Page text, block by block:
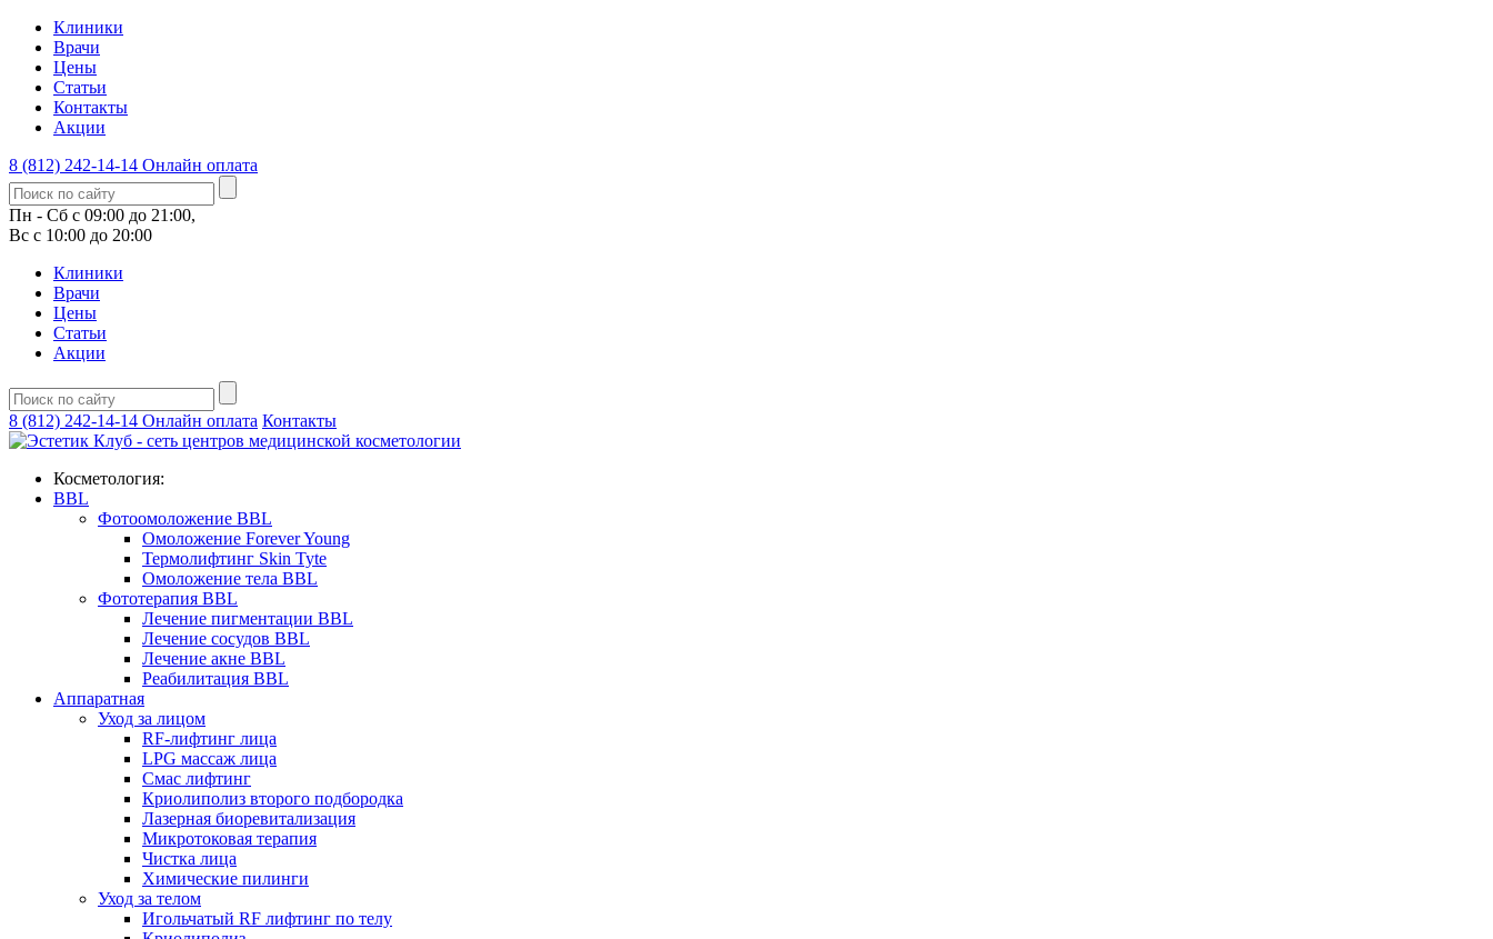
Клиники
Врачи
Цены
Статьи
Контакты
Акции
8 (812) 242-14-14 Онлайн оплата
Пн - Сб с 09:00 до 21:00,
Вс с 10:00 до 20:00
Клиники
Врачи
Цены
Статьи
Акции
8 (812) 242-14-14 Онлайн оплата Контакты
Косметология:
BBL
Фотоомоложение BBL
Омоложение Forever Young
Термолифтинг Skin Tyte
Омоложение тела BBL
Фототерапия BBL
Лечение пигментации BBL
Лечение сосудов BBL
Лечение акне BBL
Реабилитация BBL
Аппаратная
Уход за лицом
RF-лифтинг лица
LPG массаж лица
Смас лифтинг
Криолиполиз второго подбородка
Лазерная биоревитализация
Микротоковая терапия
Чистка лица
Химические пилинги
Уход за телом
Игольчатый RF лифтинг по телу